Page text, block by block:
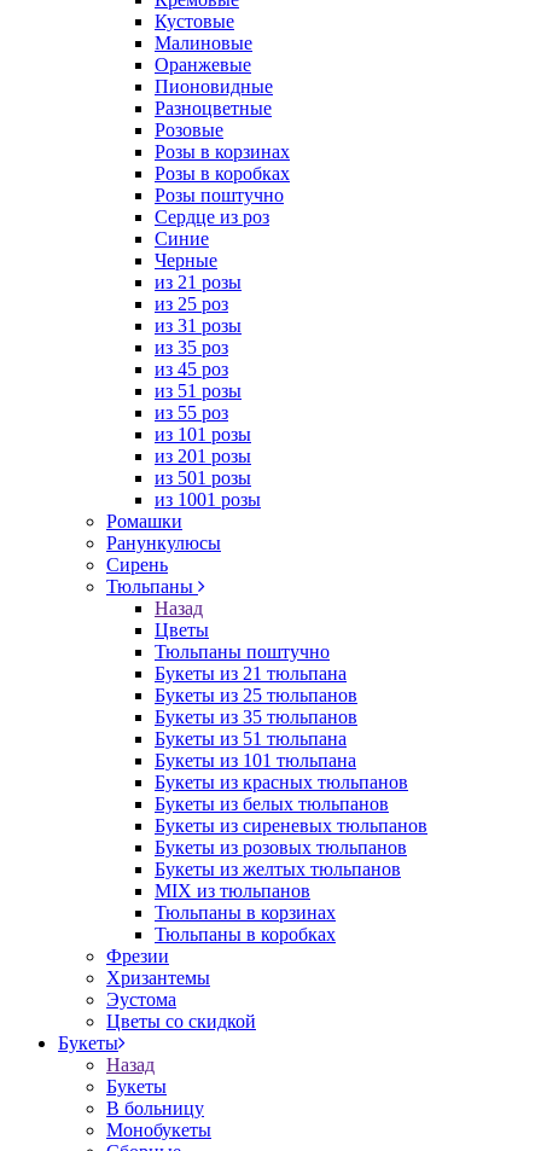
Кустовые
Малиновые
Оранжевые
Пионовидные
Разноцветные
Розовые
Розы в корзинах
Розы в коробках
Розы поштучно
Сердце из роз
Синие
Черные
из 21 розы
из 25 роз
из 31 розы
из 35 роз
из 45 роз
из 51 розы
из 55 роз
из 101 розы
из 201 розы
из 501 розы
из 1001 розы
Ромашки
Ранункулюсы
Сирень
Тюльпаны
Назад
Цветы
Тюльпаны поштучно
Букеты из 21 тюльпана
Букеты из 25 тюльпанов
Букеты из 35 тюльпанов
Букеты из 51 тюльпана
Букеты из 101 тюльпана
Букеты из красных тюльпанов
Букеты из белых тюльпанов
Букеты из сиреневых тюльпанов
Букеты из розовых тюльпанов
Букеты из желтых тюльпанов
MIX из тюльпанов
Тюльпаны в корзинах
Тюльпаны в коробках
Фрезии
Хризантемы
Эустома
Цветы со скидкой
Букеты
Назад
Букеты
В больницу
Монобукеты